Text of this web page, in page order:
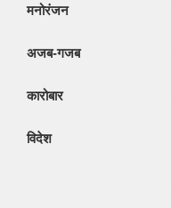
मनोरंजन
अजब-गजब
कारोबार
विदेश